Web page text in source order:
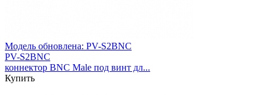
Модель обновлена: PV-S2BNC
PV-S2BNC
коннектор BNC Male под винт дл...
Купить